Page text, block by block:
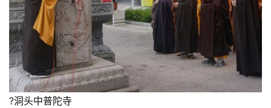
?洞头中普陀寺